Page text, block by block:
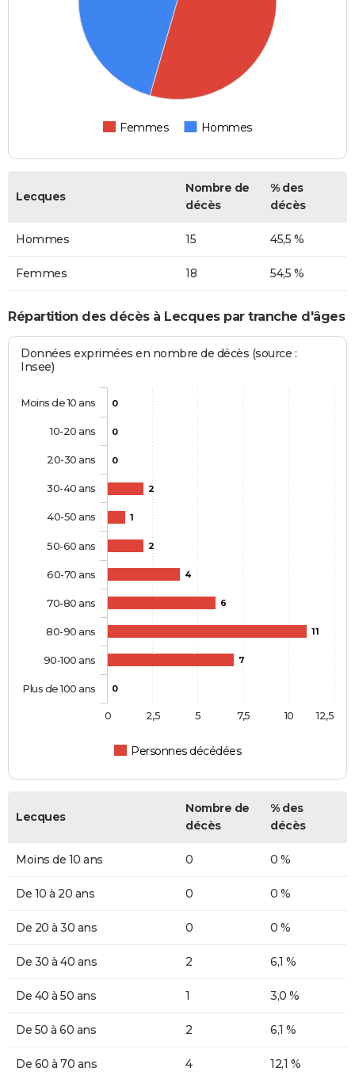
Femmes Hommes
Lecques
Nombre de
décès
% des
décès
Hommes 15 45,5 %
Femmes 18 54,5 %
Répartition des décès à Lecques par tranche d'âges
Données exprimées en nombre de décès (source :
Insee)
0
0
0
2
1
2
4
6
11
7
0
Personnes décédées
Moins de 10 ans
10-20 ans
20-30 ans
30-40 ans
40-50 ans
50-60 ans
60-70 ans
70-80 ans
80-90 ans
90-100 ans
Plus de 100 ans
0 10
2,5 5 7,5 12,5
Lecques
Nombre de
décès
% des
décès
Moins de 10 ans 0 0 %
De 10 à 20 ans 0 0 %
De 20 à 30 ans 0 0 %
De 30 à 40 ans 2 6,1 %
De 40 à 50 ans 1 3,0 %
De 50 à 60 ans 2 6,1 %
De 60 à 70 ans 4 12,1 %